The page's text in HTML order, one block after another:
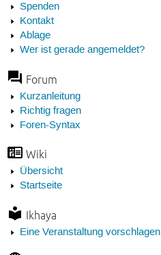
Spenden
Kontakt
Ablage
Wer ist gerade angemeldet?
Forum
Kurzanleitung
Richtig fragen
Foren-Syntax
Wiki
Übersicht
Startseite
Ikhaya
Eine Veranstaltung vorschlagen